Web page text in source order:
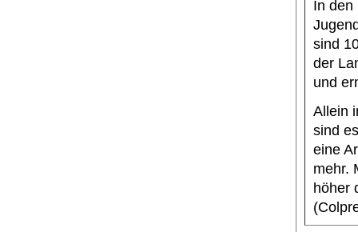
In den
sind
der
und
Allein
sind
eine
mehr.
höher